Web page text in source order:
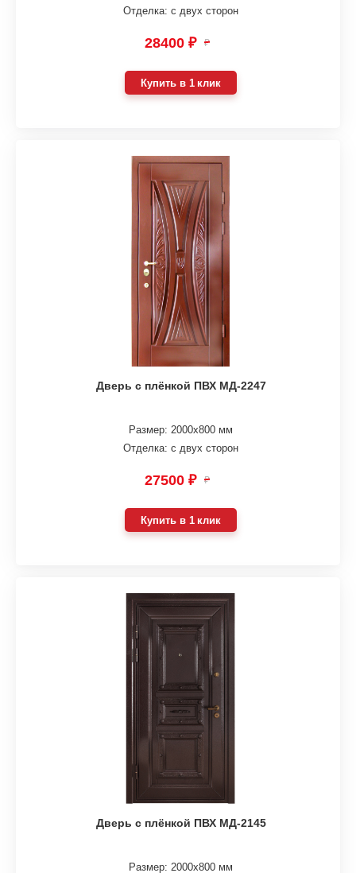
Отделка: с двух сторон
28400 ₽ ₽
Купить в 1 клик
Дверь с плёнкой ПВХ МД-2247
Размер: 2000х800 мм
Отделка: с двух сторон
27500 ₽ ₽
Купить в 1 клик
Дверь с плёнкой ПВХ МД-2145
Размер: 2000х800 мм